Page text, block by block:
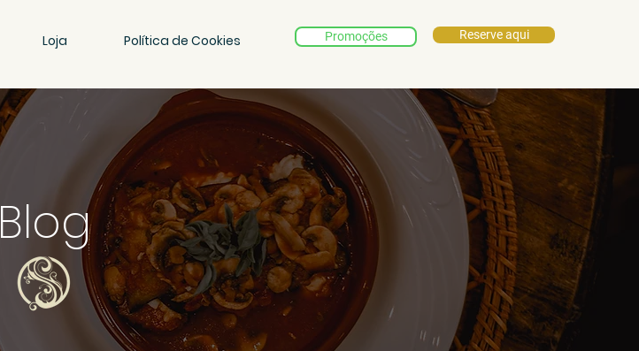
Loja Política de Cookies Promoções Reserve aqui
Blog